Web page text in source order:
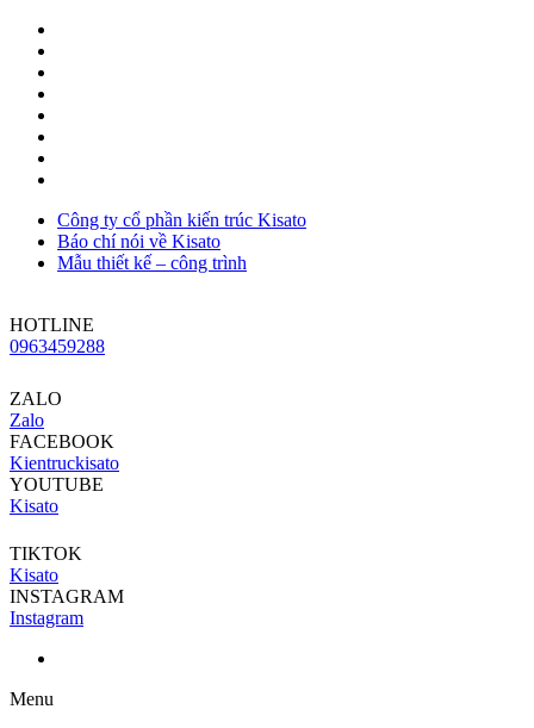
Công ty cổ phần kiến trúc Kisato
Báo chí nói về Kisato
Mẫu thiết kế – công trình
HOTLINE
0963459288
ZALO
Zalo
FACEBOOK
Kientruckisato
YOUTUBE
Kisato
TIKTOK
Kisato
INSTAGRAM
Instagram
Menu